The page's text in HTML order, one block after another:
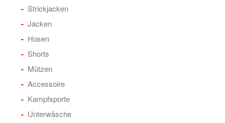
Strickjacken
Jacken
Hosen
Shorts
Mützen
Accessoire
Kampfsporte
Unterwäsche